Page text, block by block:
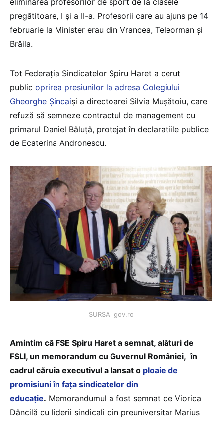
pregătitoare, I și a II-a. Profesorii care au ajuns pe 14
februarie la Minister erau din Vrancea, Teleorman și
Brăila.
Tot Federația Sindicatelor Spiru Haret a cerut
public oprirea presiunilor la adresa Colegiului
Gheorghe Șincaiși a directoarei Silvia Mușătoiu, care
refuză să semneze contractul de management cu
primarul Daniel Băluță, protejat în declarațiile publice
de Ecaterina Andronescu.
SURSA: gov.ro
Amintim că FSE Spiru Haret a semnat, alături de
FSLI, un memorandum cu Guvernul României, în
cadrul căruia executivul a lansat o ploaie de
promisiuni în fața sindicatelor din
educație. Memorandumul a fost semnat de Viorica
Dăncilă cu liderii sindicali din preuniversitar Marius